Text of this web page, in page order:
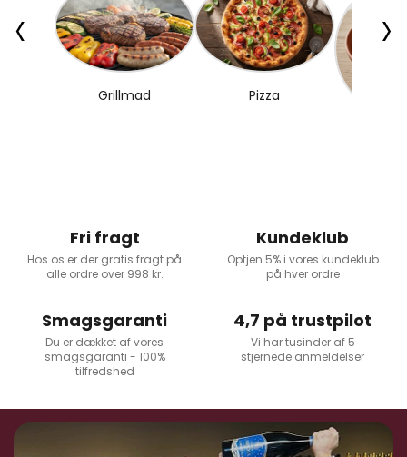
Grillmad Pizza
‹ ›
Fri fragt
Hos os er der gratis fragt på
alle ordre over 998 kr.
Kundeklub
Optjen 5% i vores kundeklub
på hver ordre
Smagsgaranti
Du er dækket af vores
smagsgaranti - 100%
tilfredshed
4,7 på trustpilot
Vi har tusinder af 5
stjernede anmeldelser